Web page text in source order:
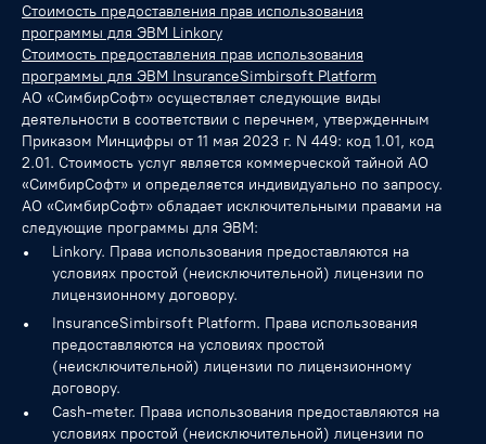
Стоимость предоставления прав использования
программы для ЭВМ Linkory
Стоимость предоставления прав использования
программы для ЭВМ InsuranceSimbirsoft Platform
АО «СимбирСофт» осуществляет следующие виды
деятельности в соответствии с перечнем, утвержденным
Приказом Минцифры от 11 мая 2023 г. N 449: код 1.01, код
2.01. Стоимость услуг является коммерческой тайной АО
«СимбирСофт» и определяется индивидуально по запросу.
АО «СимбирСофт» обладает исключительными правами на
следующие программы для ЭВМ:
Linkory. Права использования предоставляются на
условиях простой (неисключительной) лицензии по
лицензионному договору.
InsuranceSimbirsoft Platform. Права использования
предоставляются на условиях простой
(неисключительной) лицензии по лицензионному
договору.
Cash-meter. Права использования предоставляются на
условиях простой (неисключительной) лицензии по